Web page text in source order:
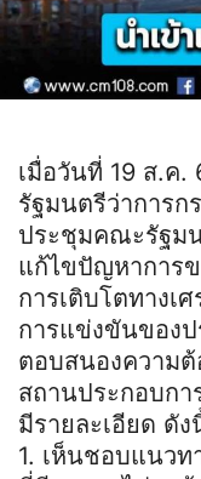
เมื่อวันที่ 19 ส.ค.
รัฐมนตรีว่าการก
ประชุมคณะรัฐม
แก้ไขปัญหาการข
การเติบโตทางเ
การแข่งขันของป
ตอบสนองความต้
สถานประกอบกา
มีรายละเอียด ดัง
1. เห็นชอบแนวท